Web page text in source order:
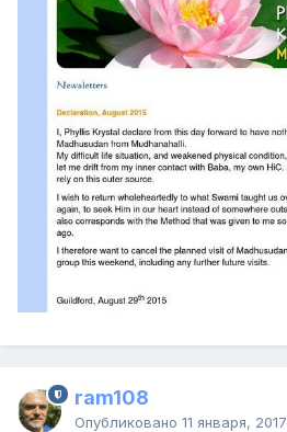
ram108
Опубликовано 11 января, 2017